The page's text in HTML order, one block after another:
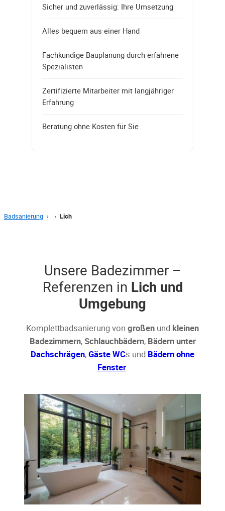
Sicher und zuverlässig: Ihre Umsetzung
Alles bequem aus einer Hand
Fachkundige Bauplanung durch erfahrene
Spezialisten
Zertifizierte Mitarbeiter mit langjähriger
Erfahrung
Beratung ohne Kosten für Sie
Badsanierung › › Lich
Unsere Badezimmer –
Referenzen in Lich und
Umgebung
Komplettbadsanierung von großen und kleinen
Badezimmern,Schlauchbädern, Bädern unter
Dachschrägen,Gäste WCs und Bädern ohne
Fenster.